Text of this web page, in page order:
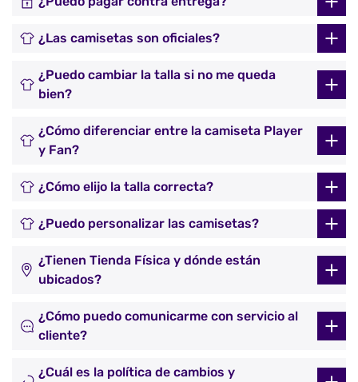
¿Las camisetas son oficiales?
¿Puedo cambiar la talla si no me queda
bien?
¿Cómo diferenciar entre la camiseta Player
y Fan?
¿Cómo elijo la talla correcta?
¿Puedo personalizar las camisetas?
¿Tienen Tienda Física y dónde están
ubicados?
¿Cómo puedo comunicarme con servicio al
cliente?
¿Cuál es la política de cambios y